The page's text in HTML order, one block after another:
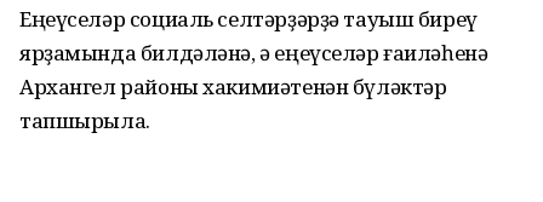
Еңеүселәр социаль селтәрҙәрҙә тауыш биреү
ярҙамында билдәләнә, ә еңеүселәр ғаиләһенә
Архангел районы хакимиәтенән бүләктәр
тапшырыла.